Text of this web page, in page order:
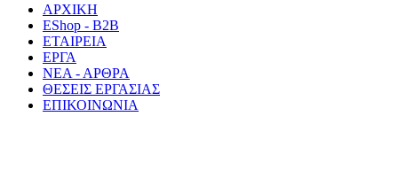
ΑΡΧΙΚΗ
EShop - B2B
ΕΤΑΙΡΕΙΑ
ΕΡΓΑ
ΝΕΑ - ΑΡΘΡΑ
ΘΕΣΕΙΣ ΕΡΓΑΣΙΑΣ
ΕΠΙΚΟΙΝΩΝΙΑ